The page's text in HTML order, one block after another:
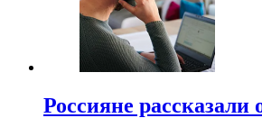
Россияне рассказали